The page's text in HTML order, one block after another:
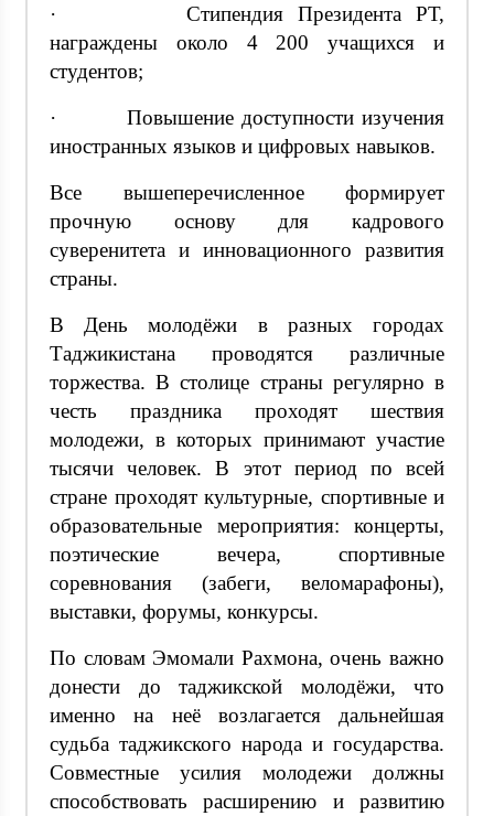
· Стипендия Президента РТ,
награждены около 4 200 учащихся и
студентов;
· Повышение доступности изучения
иностранных языков и цифровых навыков.
Все вышеперечисленное формирует
прочную основу для кадрового
суверенитета и инновационного развития
страны.
В День молодёжи в разных городах
Таджикистана проводятся различные
торжества. В столице страны регулярно в
честь праздника проходят шествия
молодежи, в которых принимают участие
тысячи человек. В этот период по всей
стране проходят культурные, спортивные и
образовательные мероприятия: концерты,
поэтические вечера, спортивные
соревнования (забеги, веломарафоны),
выставки, форумы, конкурсы.
По словам Эмомали Рахмона, очень важно
донести до таджикской молодёжи, что
именно на неё возлагается дальнейшая
судьба таджикского народа и государства.
Совместные усилия молодежи должны
способствовать расширению и развитию